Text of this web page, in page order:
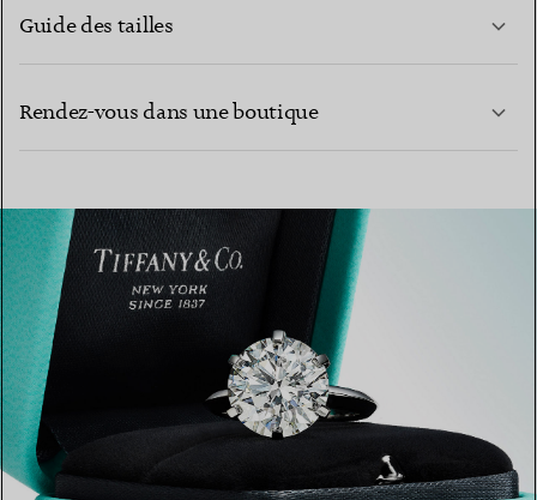
Guide des tailles
Rendez-vous dans une boutique
TROUVEZ LA BOUTIQUE LA PLUS PROCHE